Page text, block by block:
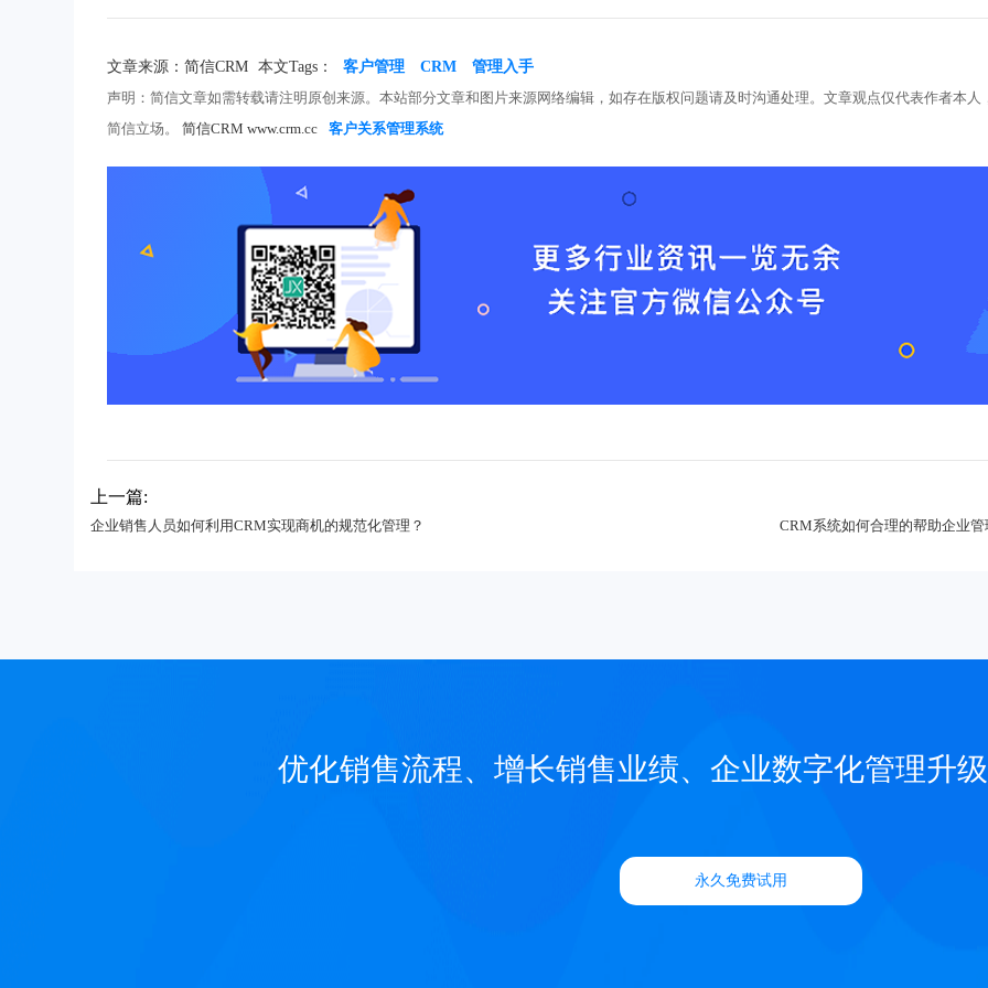
文章来源：简信CRM 本文Tags： 客户管理 CRM
管理入手
声明：简信文章如需转载请注明原创来源。本站部分文章和图片来源网络编辑，如存在版权问题请及时沟通处理。文章观点仅代表作者本人
简信立场。
简信CRM www.crm.cc 客户关系管理系统
上一篇:
企业销售人员如何利用CRM实现商机的规范化管理？ CRM系统如何合理的帮助企业
优化销售流程、增长销售业绩、企业数字化管理升
永久免费试用